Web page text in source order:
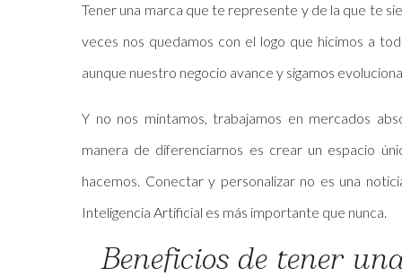
Tener una marca que te represente y de la que te
veces nos quedamos con el logo que hicimos a
aunque nuestro negocio avance y sigamos
Y no nos mintamos, trabajamos en mercados
manera de diferenciarnos es crear un espacio
hacemos. Conectar y personalizar no es una
Inteligencia Artificial es más importante que nunca.
Beneficios de tener